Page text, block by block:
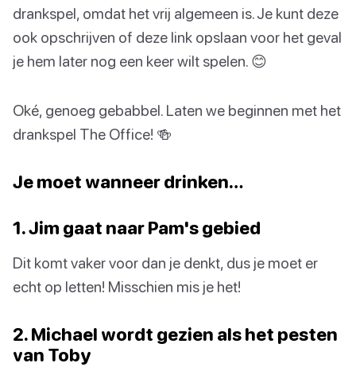
drankspel, omdat het vrij algemeen is. Je kunt deze
ook opschrijven of deze link opslaan voor het geval
je hem later nog een keer wilt spelen. 😊
Oké, genoeg gebabbel. Laten we beginnen met het
drankspel The Office! 🍻
Je moet wanneer drinken…
1. Jim gaat naar Pam's gebied
Dit komt vaker voor dan je denkt, dus je moet er
echt op letten! Misschien mis je het!
2. Michael wordt gezien als het pesten
van Toby